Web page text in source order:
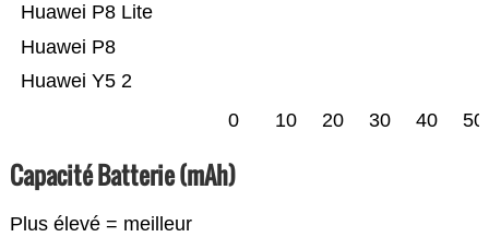
Huawei Y5 2
Huawei P8
Huawei P8 Lite
0 10 20 30 40 50
Capacité Batterie (mAh)
Plus élevé = meilleur